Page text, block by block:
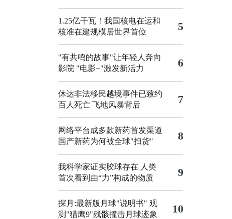
1.25亿千瓦！我国核电在运和
核准在建规模居世界首位
5
"有共鸣的故事"让年轻人奔向
影院 "电影+"激发新活力 6
休达非法移民越境事件已致约
百人死亡 飞地风暴背后 7
网络平台成多款新药首发渠道
国产新药为何被全球"扫货"
8
我科学家证实胶球存在 人类
首次看到由“力”构成的物质
9
探月:最新版月球"说明书" 观
测"猎鹰9"残骸撞击月球迹象
10